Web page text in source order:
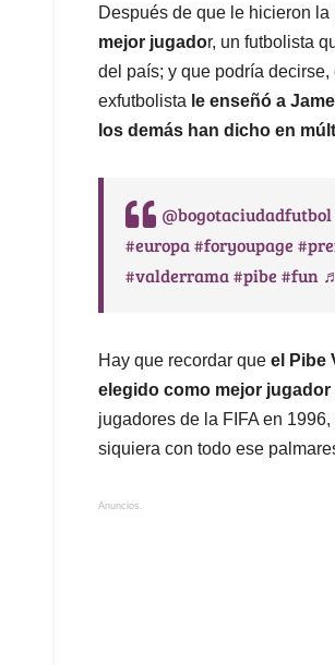
Después de que le hicieron la
mejor jugador, un futbolista
del país; y que podría
exfutbolista le enseñó a
los demás han dicho en
@bogotaciudadfutbol
#europa#foryoupage
#valderrama#pibe #fun
Hay que recordar que el Pibe
elegido como mejor jugador
jugadores de la FIFA en
siquiera con todo ese
Anuncios.